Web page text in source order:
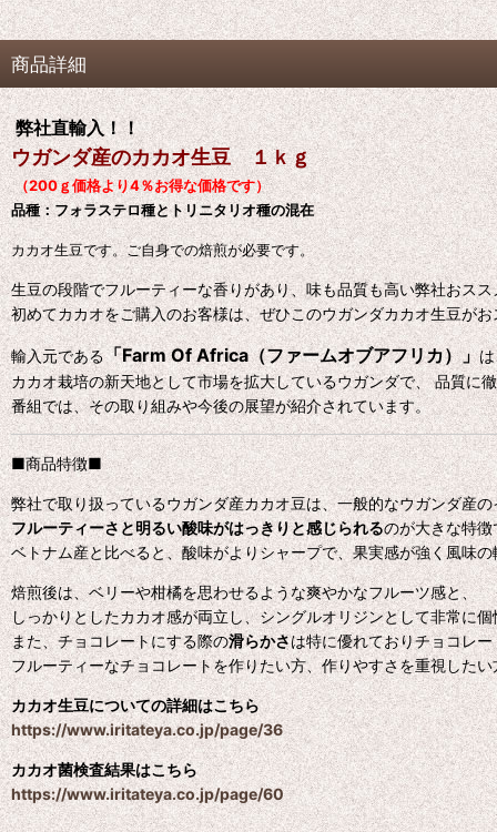
商品詳細
弊社直輸入！！
ウガンダ産のカカオ生豆 １ｋｇ
（200ｇ価格より4％お得な価格です）
品種：フォラステロ種とトリニタリオ種の混在
カカオ生豆です。ご自身での焙煎が必要です。
生豆の段階でフルーティーな香りがあり、味も品質も高い弊社おス
初めてカカオをご購入のお客様は、ぜひこのウガンダカカオ生豆が
輸入元である「Farm Of Africa（ファームオブアフリカ）」
カカオ栽培の新天地として市場を拡大しているウガンダで、 品質に
番組では、その取り組みや今後の展望が紹介されています。
■商品特徴■
弊社で取り扱っているウガンダ産カカオ豆は、一般的なウガンダ産
フルーティーさと明るい酸味がはっきりと感じられるのが大きな特徴
ベトナム産と比べると、酸味がよりシャープで、果実感が強く風味
焙煎後は、ベリーや柑橘を思わせるような爽やかなフルーツ感と、
しっかりとしたカカオ感が両立し、シングルオリジンとして非常に
また、チョコレートにする際の滑らかさは特に優れておりチョコレ
フルーティーなチョコレートを作りたい方、作りやすさを重視した
カカオ生豆についての詳細はこちら
https://www.iritateya.co.jp/page/36
カカオ菌検査結果はこちら
https://www.iritateya.co.jp/page/60